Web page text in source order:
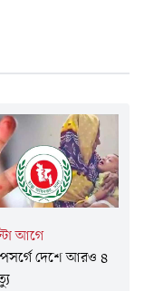
আগে
দেশে আরও ৪